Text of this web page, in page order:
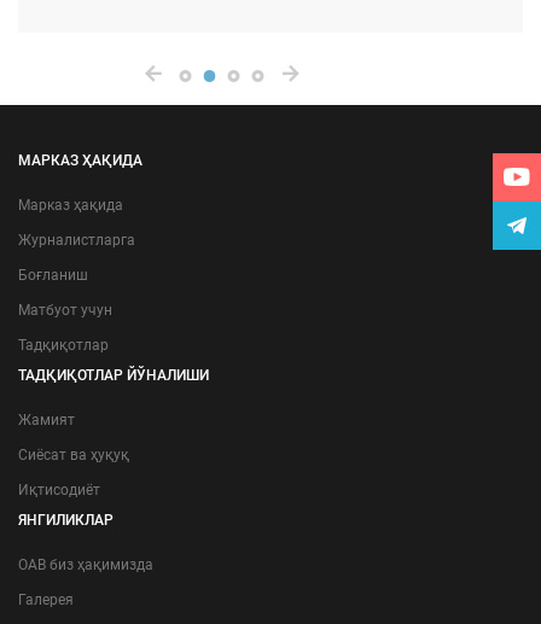
МАРКАЗ ҲАҚИДА
Марказ ҳақида
Журналистларга
Боғланиш
Матбуот учун
Тадқиқотлар
ТАДҚИҚОТЛАР ЙЎНАЛИШИ
Жамият
Сиёсат ва ҳуқуқ
Иқтисодиёт
ЯНГИЛИКЛАР
ОАВ биз ҳақимизда
Галерея